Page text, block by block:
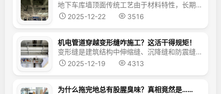
地下车库墙顶面传统工艺由于材料特性，长期处于潮湿环境下，容易受潮结露进而导致空鼓、起皮、脱落等质量通病。我们在中建观摩项目上看到，顶面采用无机纤维喷涂、墙面采用天然石粉涂料，有助于地下车库防潮防结露，减少质量通病。地下车库受潮结露通病 一、顶面无机纤维喷涂无机纤维喷涂，是将超细无机纤维、粘结剂及固化剂混合材料，通过喷枪喷涂在顶面，形成保温绝热层，&...
2025-12-22
3516
机电管道穿越变形缝咋施工？这活干得规矩！
变形缝是建筑结构中伸缩缝、沉降缝和防震缝的总称，水电暖三大专业机电管道：水管、桥架、风管，不可避免要穿越变形缝，如不采取相应补偿措施，就会因结构沉降或伸缩造成破坏，依据规范并结合近年来观摩案例，看看机电管道穿越变形缝咋施工？2025上海市建设工程机电安装专项观摩项目示例 一、水管穿越变形缝水管穿越变形缝空间或墙体时，依据GB50242-2002《建...
2025-12-19
4313
为什么拖完地总有股腥臭味？真相竟然是……